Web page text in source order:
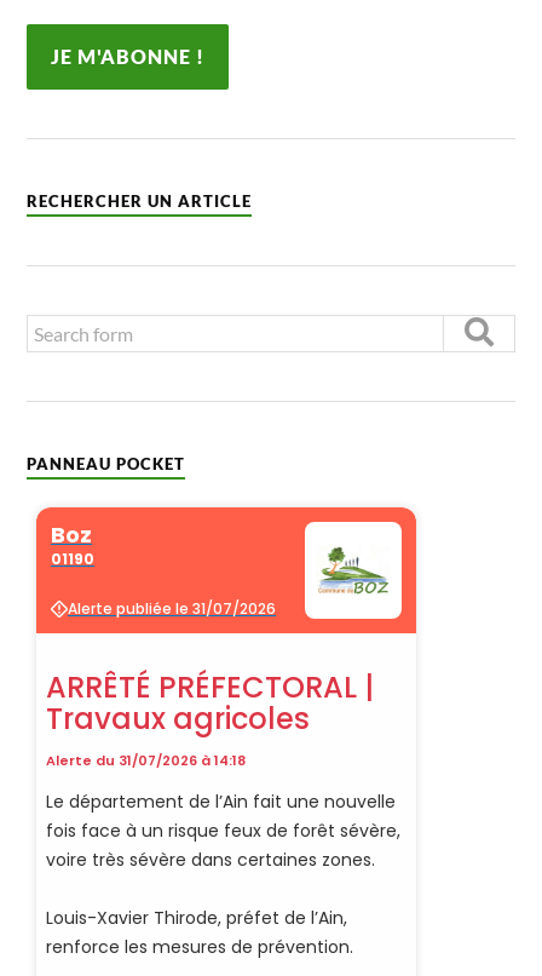
RECHERCHER UN ARTICLE
PANNEAU POCKET